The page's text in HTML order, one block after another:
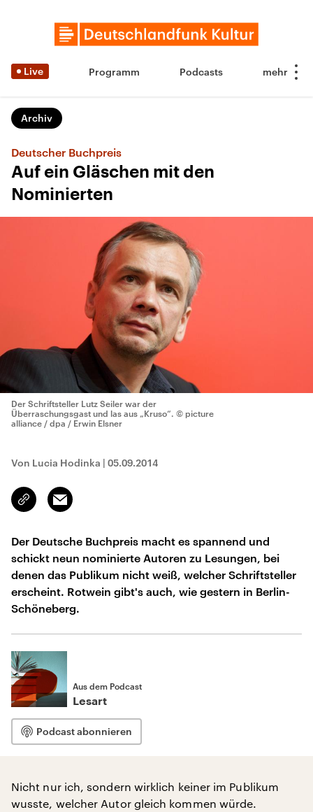
Live Programm Podcasts
Archiv
Deutscher Buchpreis
Auf ein Gläschen mit den
Nominierten
Der Schriftsteller Lutz Seiler war der
Überraschungsgast und las aus „Kruso“. © picture
alliance / dpa / Erwin Elsner
Von Lucia Hodinka | 05.09.2014
Link
kopieren/teilen
Email
Der Deutsche Buchpreis macht es spannend und
schickt neun nominierte Autoren zu Lesungen, bei
denen das Publikum nicht weiß, welcher Schriftsteller
erscheint. Rotwein gibt's auch, wie gestern in Berlin-
Schöneberg.
Aus dem Podcast
Lesart
Podcast abonnieren
Nicht nur ich, sondern wirklich keiner im Publikum
wusste, welcher Autor gleich kommen würde.